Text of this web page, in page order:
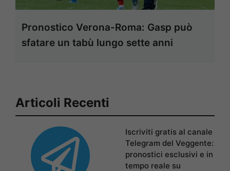
Pronostico Verona-Roma: Gasp può
sfatare un tabù lungo sette anni
Articoli Recenti
Iscriviti gratis al canale
Telegram del Veggente:
pronostici esclusivi e in
tempo reale su